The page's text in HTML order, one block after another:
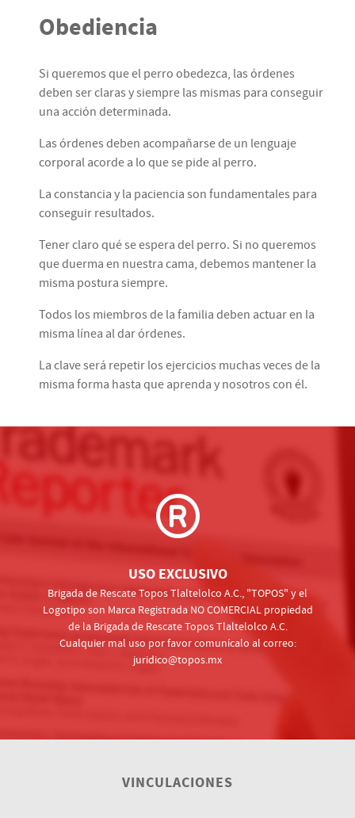
Obediencia
Si queremos que el perro obedezca, las órdenes
deben ser claras y siempre las mismas para conseguir
una acción determinada.
Las órdenes deben acompañarse de un lenguaje
corporal acorde a lo que se pide al perro.
La constancia y la paciencia son fundamentales para
conseguir resultados.
Tener claro qué se espera del perro. Si no queremos
que duerma en nuestra cama, debemos mantener la
misma postura siempre.
Todos los miembros de la familia deben actuar en la
misma línea al dar órdenes.
La clave será repetir los ejercicios muchas veces de la
misma forma hasta que aprenda y nosotros con él.
USO EXCLUSIVO
Brigada de Rescate Topos Tlaltelolco A.C., "TOPOS" y el
Logotipo son Marca Registrada NO COMERCIAL propiedad
de la Brigada de Rescate Topos Tlaltelolco A.C.
Cualquier mal uso por favor comunícalo al correo:
juridico@topos.mx
VINCULACIONES